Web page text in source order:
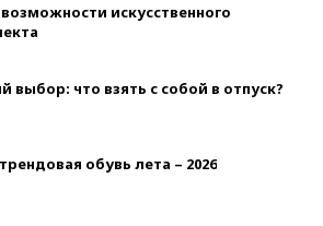
искусственного
выбор: что взять с собой в отпуск?
обувь лета – 2026